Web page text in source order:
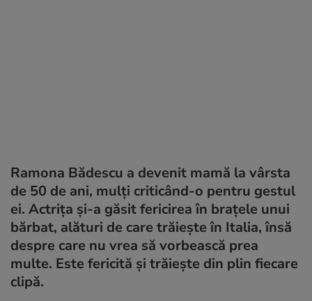
Ramona Bădescu a devenit mamă la vârsta
de 50 de ani, mulți criticând-o pentru gestul
ei. Actrița și-a găsit fericirea în brațele unui
bărbat, alături de care trăiește în Italia, însă
despre care nu vrea să vorbească prea
multe. Este fericită și trăiește din plin fiecare
clipă.